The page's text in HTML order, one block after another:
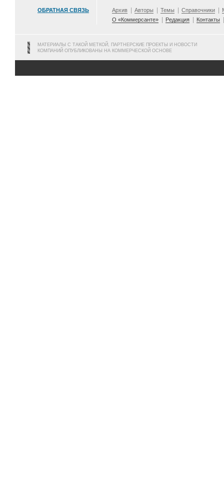
ОБРАТНАЯ СВЯЗЬ Архив Авторы Темы Справочники
О «Коммерсанте»
Редакция Контакты
МАТЕРИАЛЫ С ТАКОЙ МЕТКОЙ, ПАРТНЕРСКИЕ ПРОЕКТЫ И НОВОСТИ
КОМПАНИЙ ОПУБЛИКОВАНЫ НА КОММЕРЧЕСКОЙ ОСНОВЕ